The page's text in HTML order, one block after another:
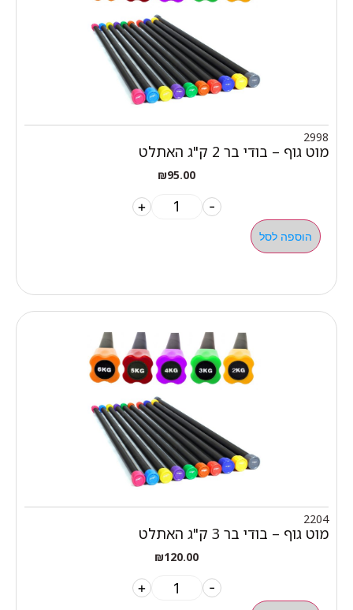
2998
מוט גוף – בודי בר 2 ק"ג האתלט
₪95.00
-
+
הוספה לסל
2204
מוט גוף – בודי בר 3 ק"ג האתלט
₪120.00
-
+